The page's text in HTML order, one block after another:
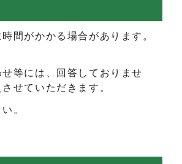
間がかかる場合があります。
等には、回答しておりませ
せていただきます。
。